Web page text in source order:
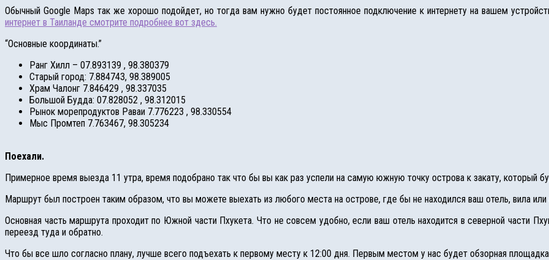
Обычный Google Maps так же хорошо подойдет, но тогда вам нужно будет постоянное подключение к интернету на вашем
интернет в Таиланде смотрите подробнее вот здесь.
“Основные координаты.”
Ранг Хилл – 07.893139 , 98.380379
Старый город: 7.884743, 98.389005
Храм Чалонг 7.846429 , 98.337035
Большой Будда: 07.828052 , 98.312015
Рынок морепродуктов Раваи 7.776223 , 98.330554
Мыс Промтеп 7.763467, 98.305234
Поехали.
Примерное время выезда 11 утра, время подобрано так что бы вы как раз успели на самую южную точку острова к закату, который
Маршрут был построен таким образом, что вы можете выехать из любого места на острове, где бы не находился ваш отель, вила или
Основная часть маршрута проходит по Южной части Пхукета. Что не совсем удобно, если ваш отель находится в северной части
переезд туда и обратно.
Что бы все шло согласно плану, лучше всего подъехать к первому месту к 12:00 дня. Первым местом у нас будет обзорная